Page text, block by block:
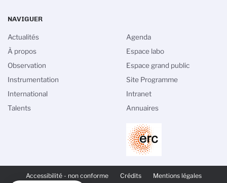
PAGE
Accessibilité - non conforme Crédits Mentions légales
NAVIGUER
Actualités
À propos
Observation
Instrumentation
International
Talents
Agenda
Espace labo
Espace grand public
Site Programme
Intranet
Annuaires